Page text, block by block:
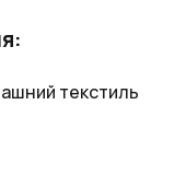
текстиль